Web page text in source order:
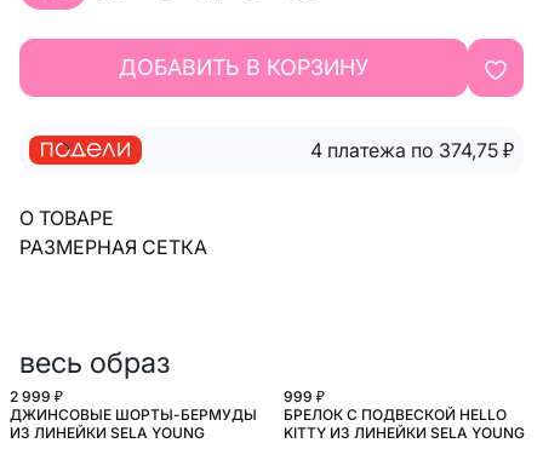
ДОБАВИТЬ В КОРЗИНУ
4 платежа по 374,75 ₽
О ТОВАРЕ
РАЗМЕРНАЯ СЕТКА
весь образ
2 999 ₽
ДЖИНСОВЫЕ ШОРТЫ-БЕРМУДЫ
ИЗ ЛИНЕЙКИ SELA YOUNG
999 ₽
БРЕЛОК С ПОДВЕСКОЙ HELLO
KITTY ИЗ ЛИНЕЙКИ SELA YOUNG